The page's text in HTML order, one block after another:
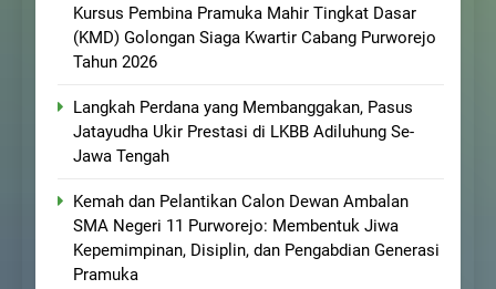
Kursus Pembina Pramuka Mahir Tingkat Dasar
(KMD) Golongan Siaga Kwartir Cabang Purworejo
Tahun 2026
Langkah Perdana yang Membanggakan, Pasus
Jatayudha Ukir Prestasi di LKBB Adiluhung Se-
Jawa Tengah
Kemah dan Pelantikan Calon Dewan Ambalan
SMA Negeri 11 Purworejo: Membentuk Jiwa
Kepemimpinan, Disiplin, dan Pengabdian Generasi
Pramuka